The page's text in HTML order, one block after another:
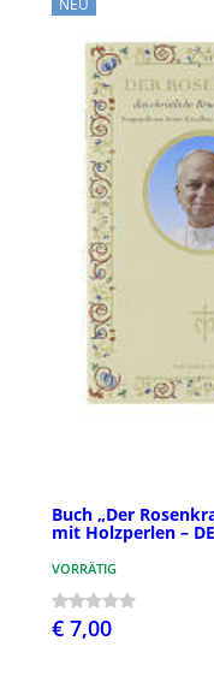
NEU
Buch „Der
mit Holzperlen –
VORRÄTIG
€ 7,00